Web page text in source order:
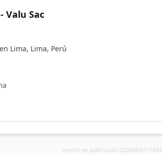
Valu Sac
Lima, Lima, Perú
versión de publicación 20260806171849